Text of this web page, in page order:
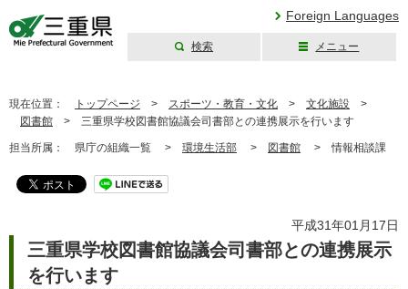
Foreign Languages
検索 メニュー
現在位置： トップページ > スポーツ・教育・文化 > 文化施設 >
図書館 > 三重県学校図書館協議会司書部との連携展示を行います
担当所属： 県庁の組織一覧 > 環境生活部 > 図書館 > 情報相談課
平成31年01月17日
三重県学校図書館協議会司書部との連携展示
を行います